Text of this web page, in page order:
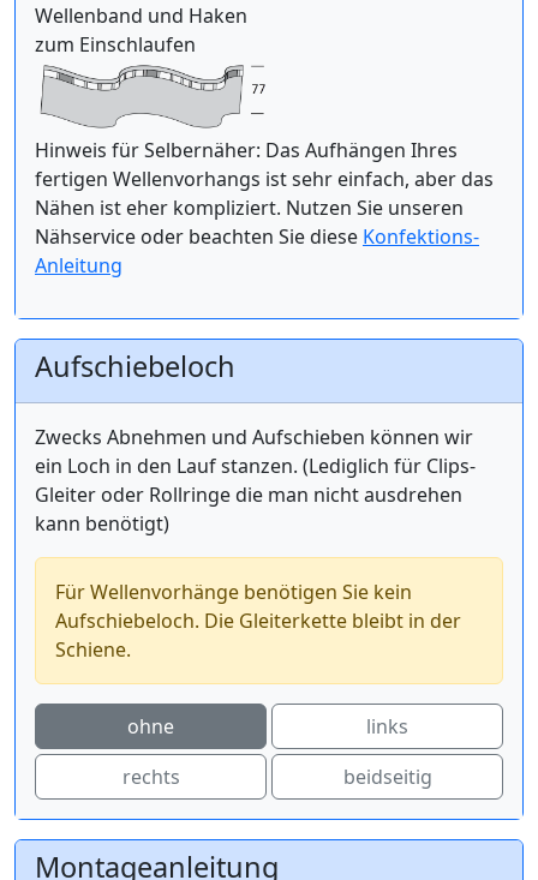
Wellenband und Haken
zum Einschlaufen
Hinweis für Selbernäher: Das Aufhängen Ihres
fertigen Wellenvorhangs ist sehr einfach, aber das
Nähen ist eher kompliziert. Nutzen Sie unseren
Nähservice oder beachten Sie diese Konfektions-
Anleitung
Aufschiebeloch
Zwecks Abnehmen und Aufschieben können wir
ein Loch in den Lauf stanzen. (Lediglich für Clips-
Gleiter oder Rollringe die man nicht ausdrehen
kann benötigt)
Für Wellenvorhänge benötigen Sie kein
Aufschiebeloch. Die Gleiterkette bleibt in der
Schiene.
ohne
links
rechts
beidseitig
Montageanleitung